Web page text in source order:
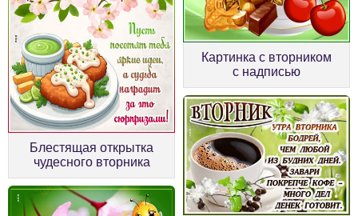
Блестящая открытка
чудесного вторника
Картинка с вторником
с надписью